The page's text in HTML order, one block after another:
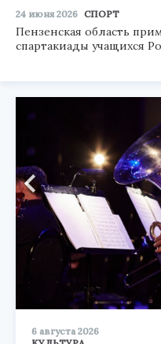
24 июня 2026 СПОРТ
Пензенская область
спартакиады учащихся
6 августа 2026